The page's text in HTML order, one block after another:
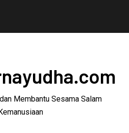
Membantu Sesama Salam
Kemanusiaan